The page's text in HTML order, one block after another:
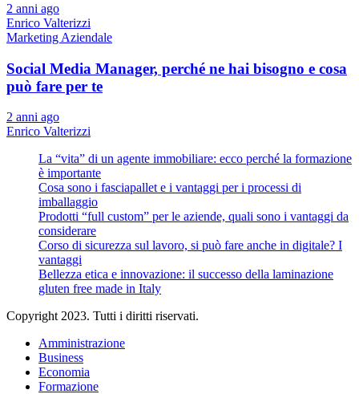
2 anni ago
Enrico Valterizzi
Marketing Aziendale
Social Media Manager, perché ne hai bisogno e cosa
può fare per te
2 anni ago
Enrico Valterizzi
La “vita” di un agente immobiliare: ecco perché la formazione
è importante
Cosa sono i fasciapallet e i vantaggi per i processi di
imballaggio
Prodotti “full custom” per le aziende, quali sono i vantaggi da
considerare
Corso di sicurezza sul lavoro, si può fare anche in digitale? I
vantaggi
Bellezza etica e innovazione: il successo della laminazione
gluten free made in Italy
Copyright 2023. Tutti i diritti riservati.
Amministrazione
Business
Economia
Formazione